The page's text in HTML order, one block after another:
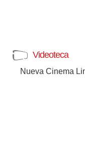
Videoteca
Nueva Cinema